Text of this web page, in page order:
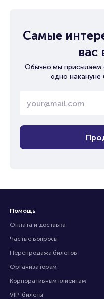
Самые
вас
Обычно мы присылаем
одно накануне
Помощь
Оплата и доставка
Частые вопросы
Перепродажа билетов
Организаторам
Корпоративным клиентам
VIP-билеты